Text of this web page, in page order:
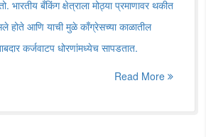
भारतीय बँकिंग क्षेत्राला मोठ्या प्रमाणावर थकीत
होते आणि याची मुळे काँग्रेसच्या काळातील
कर्जवाटप धोरणांमध्येच सापडतात.
Read More